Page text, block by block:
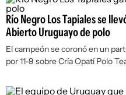
Río Negro Los Tapiales se
Abierto Uruguayo de polo
El campeón se coronó en un
por 11-9 sobre Cría Opatí Polo